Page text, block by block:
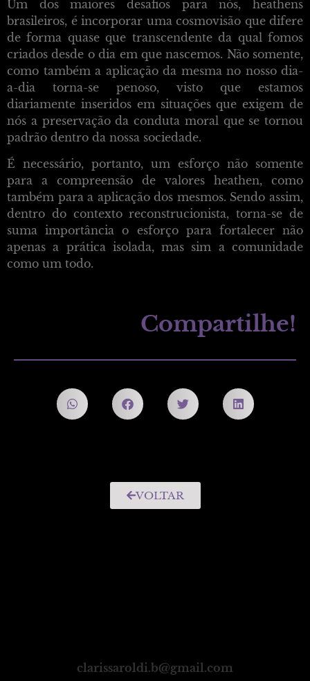
Um dos maiores desafios para nós, heathens
brasileiros, é incorporar uma cosmovisão que difere
de forma quase que transcendente da qual fomos
criados desde o dia em que nascemos. Não somente,
como também a aplicação da mesma no nosso dia-
a-dia torna-se penoso, visto que estamos
diariamente inseridos em situações que exigem de
nós a preservação da conduta moral que se tornou
padrão dentro da nossa sociedade.
É necessário, portanto, um esforço não somente
para a compreensão de valores heathen, como
também para a aplicação dos mesmos. Sendo assim,
dentro do contexto reconstrucionista, torna-se de
suma importância o esforço para fortalecer não
apenas a prática isolada, mas sim a comunidade
como um todo.
Compartilhe!
VOLTAR
clarissaroldi.b@gmail.com